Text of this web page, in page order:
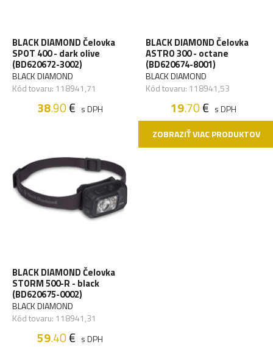
BLACK DIAMOND Čelovka
SPOT 400 - dark olive
(BD620672-3002)
BLACK DIAMOND
Kód tovaru: 118941,71
38.90€ s DPH
BLACK DIAMOND Čelovka
ASTRO 300 - octane
(BD620674-8001)
BLACK DIAMOND
Kód tovaru: 118941,53
19.70€ s DPH
BLACK DIAMOND Čelovka
STORM 500-R - black
(BD620675-0002)
BLACK DIAMOND
Kód tovaru: 118941,31
59.40€ s DPH
ZOBRAZIŤ VIAC PRODUKTOV